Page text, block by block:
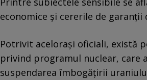
economice şi cererile de garanții
Potrivit acelorași oficiali, există
privind programul nuclear, care
suspendarea îmbogățirii